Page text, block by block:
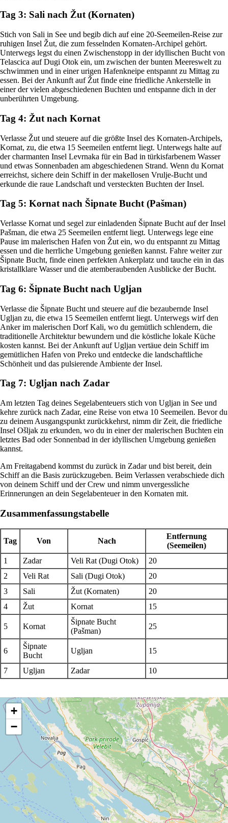
Tag 3: Sali nach Žut (Kornaten)
Stich von Sali in See und begib dich auf eine 20-Seemeilen-Reise zur
ruhigen Insel Žut, die zum fesselnden Kornaten-Archipel gehört.
Unterwegs legst du einen Zwischenstopp in der idyllischen Bucht von
Telascica auf Dugi Otok ein, um zwischen der bunten Meereswelt zu
schwimmen und in einer urigen Hafenkneipe entspannt zu Mittag zu
essen. Bei der Ankunft auf Žut finde eine friedliche Ankerstelle in
einer der vielen abgeschiedenen Buchten und entspanne dich in der
unberührten Umgebung.
Tag 4: Žut nach Kornat
Verlasse Žut und steuere auf die größte Insel des Kornaten-Archipels,
Kornat, zu, die etwa 15 Seemeilen entfernt liegt. Unterwegs halte auf
der charmanten Insel Levrnaka für ein Bad in türkisfarbenem Wasser
und etwas Sonnenbaden am abgeschiedenen Strand. Wenn du Kornat
erreichst, sichere dein Schiff in der makellosen Vrulje-Bucht und
erkunde die raue Landschaft und versteckten Buchten der Insel.
Tag 5: Kornat nach Šipnate Bucht (Pašman)
Verlasse Kornat und segel zur einladenden Šipnate Bucht auf der Insel
Pašman, die etwa 25 Seemeilen entfernt liegt. Unterwegs lege eine
Pause im malerischen Hafen von Žut ein, wo du entspannt zu Mittag
essen und die herrliche Umgebung genießen kannst. Fahre weiter zur
Šipnate Bucht, finde einen perfekten Ankerplatz und tauche ein in das
kristallklare Wasser und die atemberaubenden Ausblicke der Bucht.
Tag 6: Šipnate Bucht nach Ugljan
Verlasse die Šipnate Bucht und steuere auf die bezaubernde Insel
Ugljan zu, die etwa 15 Seemeilen entfernt liegt. Unterwegs wirf den
Anker im malerischen Dorf Kali, wo du gemütlich schlendern, die
traditionelle Architektur bewundern und die köstliche lokale Küche
kosten kannst. Bei der Ankunft auf Ugljan vertäue dein Schiff im
gemütlichen Hafen von Preko und entdecke die landschaftliche
Schönheit und das pulsierende Ambiente der Insel.
Tag 7: Ugljan nach Zadar
Am letzten Tag deines Segelabenteuers stich von Ugljan in See und
kehre zurück nach Zadar, eine Reise von etwa 10 Seemeilen. Bevor du
zu deinem Ausgangspunkt zurückkehrst, nimm dir Zeit, die friedliche
Insel Ošljak zu erkunden, wo du in einer der malerischen Buchten ein
letztes Bad oder Sonnenbad in der idyllischen Umgebung genießen
kannst.
Am Freitagabend kommst du zurück in Zadar und bist bereit, dein
Schiff an die Basis zurückzugeben. Beim Verlassen verabschiede dich
von deinem Schiff und der Crew und nimm unvergessliche
Erinnerungen an dein Segelabenteuer in den Kornaten mit.
Zusammenfassungstabelle
Tag Von Nach
Entfernung
(Seemeilen)
1
Zadar Veli Rat (Dugi Otok)
20
2
Veli Rat Sali (Dugi Otok)
20
3
Sali Žut (Kornaten)
20
4
Žut Kornat 15
5 Kornat
Šipnate Bucht
(Pašman)
25
6
Šipnate
Bucht
Ugljan 15
7 Ugljan Zadar 10
+
−